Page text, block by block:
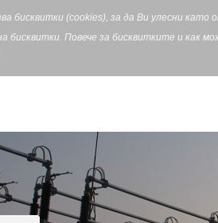
бисквитки (cookies), за да Ви улесни
бисквитки. Повече за бисквитките и